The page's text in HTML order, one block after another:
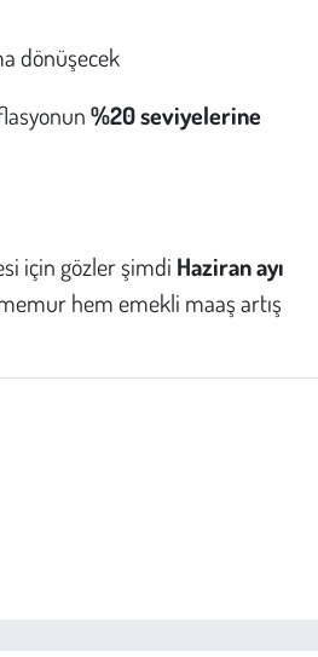
dönüşecek
%20 seviyelerine
için gözler şimdi Haziran ayı
hem emekli maaş artış